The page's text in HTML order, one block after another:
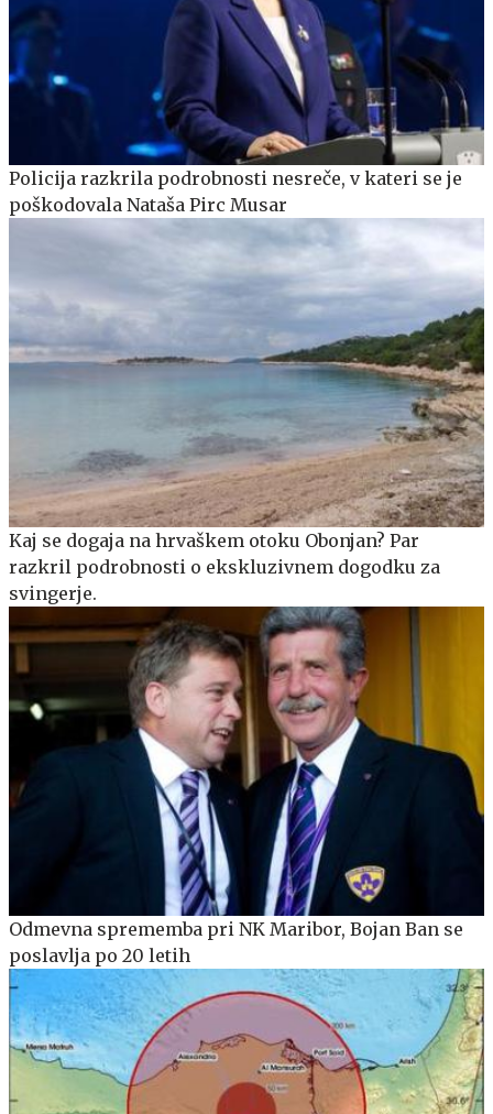
Policija razkrila podrobnosti nesreče, v kateri se je
poškodovala Nataša Pirc Musar
Kaj se dogaja na hrvaškem otoku Obonjan? Par
razkril podrobnosti o ekskluzivnem dogodku za
svingerje.
Odmevna sprememba pri NK Maribor, Bojan Ban se
poslavlja po 20 letih